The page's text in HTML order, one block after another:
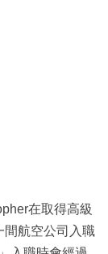
在取得高級
間航空公司入職